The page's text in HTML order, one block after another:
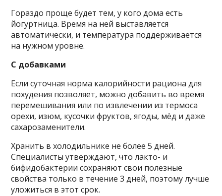
Гораздо проще будет тем, у кого дома есть
йогуртница. Время на ней выставляется
автоматически, и температура поддерживается
на нужном уровне.
С добавками
Если суточная норма калорийности рациона для
похудения позволяет, можно добавить во время
перемешивания или по извлечении из термоса
орехи, изюм, кусочки фруктов, ягоды, мёд и даже
сахарозаменители.
Хранить в холодильнике не более 5 дней.
Специалисты утверждают, что лакто- и
бифидобактерии сохраняют свои полезные
свойства только в течение 3 дней, поэтому лучше
уложиться в этот срок.